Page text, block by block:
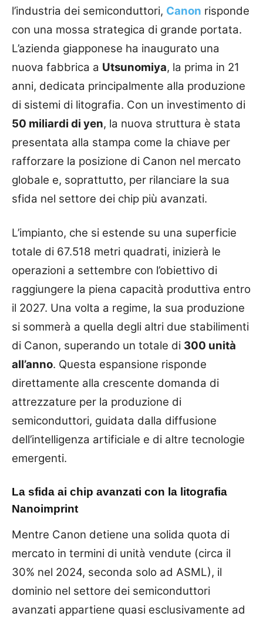
l’industria dei semiconduttori, Canon risponde
con una mossa strategica di grande portata.
L’azienda giapponese ha inaugurato una
nuova fabbrica a Utsunomiya, la prima in 21
anni, dedicata principalmente alla produzione
di sistemi di litografia. Con un investimento di
50 miliardi di yen, la nuova struttura è stata
presentata alla stampa come la chiave per
rafforzare la posizione di Canon nel mercato
globale e, soprattutto, per rilanciare la sua
sfida nel settore dei chip più avanzati.
L’impianto, che si estende su una superficie
totale di 67.518 metri quadrati, inizierà le
operazioni a settembre con l’obiettivo di
raggiungere la piena capacità produttiva entro
il 2027. Una volta a regime, la sua produzione
si sommerà a quella degli altri due stabilimenti
di Canon, superando un totale di 300 unità
all’anno. Questa espansione risponde
direttamente alla crescente domanda di
attrezzature per la produzione di
semiconduttori, guidata dalla diffusione
dell’intelligenza artificiale e di altre tecnologie
emergenti.
La sfida ai chip avanzati con la litografia
Nanoimprint
Mentre Canon detiene una solida quota di
mercato in termini di unità vendute (circa il
30% nel 2024, seconda solo ad ASML), il
dominio nel settore dei semiconduttori
avanzati appartiene quasi esclusivamente ad